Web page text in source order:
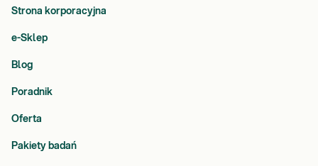
Strona korporacyjna
e-Sklep
Blog
Poradnik
Oferta
Pakiety badań